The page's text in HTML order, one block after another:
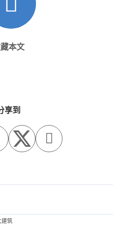
本文
享到

建筑